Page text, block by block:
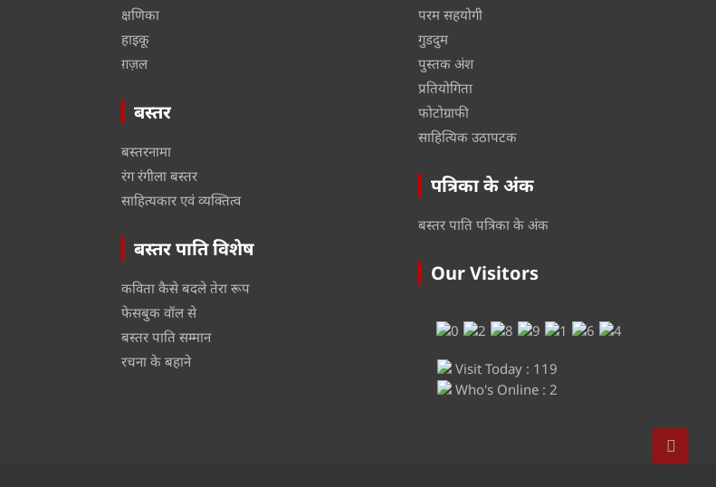
क्षणिका
हाइकू
ग़ज़ल
बस्तर
बस्तरनामा
रंग रंगीला बस्तर
साहित्यकार एवं व्यक्तित्व
बस्तर पाति विशेष
कविता कैसे बदले तेरा रूप
फेसबुक वॉल से
बस्तर पाति सम्मान
रचना के बहाने
परम सहयोगी
गुडदुम
पुस्तक अंश
प्रतियोगिता
फोटोग्राफी
साहित्यिक उठापटक
पत्रिका के अंक
बस्तर पाति पत्रिका के अंक
Our Visitors
Visit Today : 119
Who's Online : 2